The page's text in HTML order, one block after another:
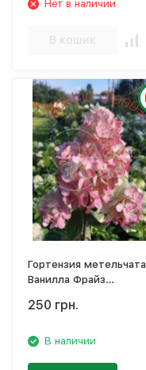
Нет в наличии
В кошик
Гортензия
Ванилла Фрайз
'Vanille Fraise'
250 грн.
В наличии